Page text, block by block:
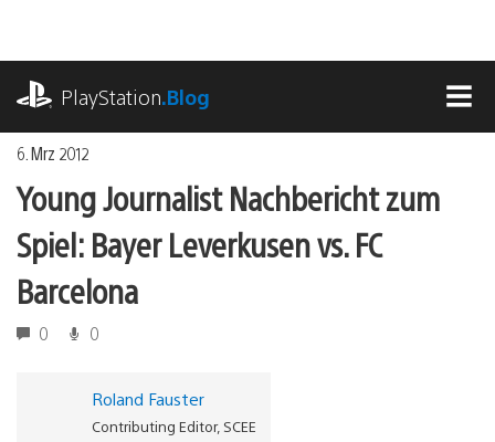
springen
PlayStation.Blog
6. Mrz 2012
Young Journalist Nachbericht zum
Spiel: Bayer Leverkusen vs. FC
Barcelona
0 0
Roland Fauster
Contributing Editor, SCEE